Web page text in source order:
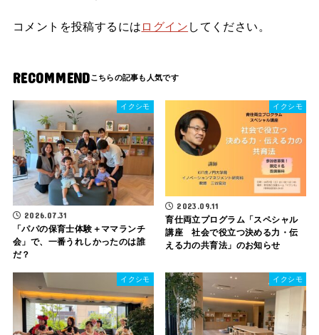
コメントを投稿するには ログイン してください。
RECOMMEND
イクシモ
2026.07.31
「パパの保育士体験＋ママランチ
会」で、一番うれしかったのは誰
だ？
イクシモ
2023.09.11
育仕両立プログラム「スペシャル
講座 社会で役立つ決める力・伝
える力の共育法」のお知らせ
イクシモ イクシモ